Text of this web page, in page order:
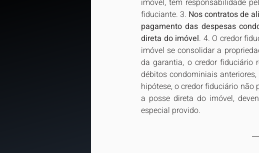
imóvel, tem responsabilidade
fiduciante. 3. Nos contratos de
pagamento das despesas
direta do imóvel. 4. O credor
imóvel se consolidar a
da garantia, o credor fiduciário
débitos condominiais
hipótese, o credor fiduciário não
a posse direta do imóvel,
especial provido.